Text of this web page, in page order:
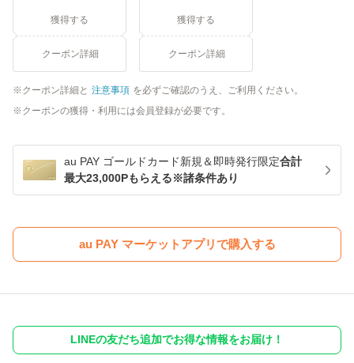
獲得する
クーポン詳細
獲得する
クーポン詳細
クーポン詳細と 注意事項 を必ずご確認のうえ、ご利用ください。
クーポンの獲得・利用には会員登録が必要です。
au PAY ゴールドカード新規＆即時発行限定合計
最大23,000Pもらえる※諸条件あり
au PAY マーケットアプリで購入する
LINEの友だち追加でお得な情報をお届け！